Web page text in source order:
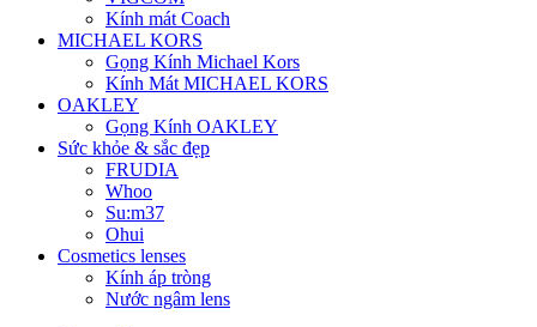
Kính mát Coach
MICHAEL KORS
Gọng Kính Michael Kors
Kính Mát MICHAEL KORS
OAKLEY
Gọng Kính OAKLEY
Sức khỏe & sắc đẹp
FRUDIA
Whoo
Su:m37
Ohui
Cosmetics lenses
Kính áp tròng
Nước ngâm lens